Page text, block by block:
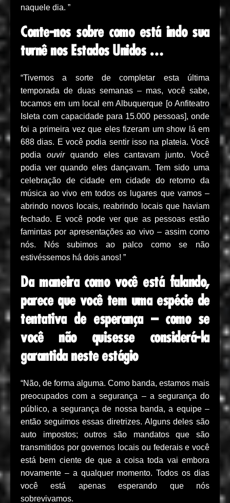
naquele dia. ”
Conte-nos sobre como está indo sua
turnê nos Estados Unidos …
“Tivemos a sorte de completar esta última
temporada de duas semanas – mas, você sabe,
tocamos em um local em Albuquerque [o Anfiteatro
Isleta com capacidade para 15.000 pessoas], onde
foi a primeira vez que eles fizeram um show lá em
688 dias. E você podia sentir isso na plateia. Você
podia ouvirquando eles cantavam junto. Você
podia ver quando eles dançavam. Tem sido uma
celebração de cidade em cidade do retorno da
música ao vivo em todos os lugares que vamos –
abrindo novos locais, reabrindo locais que haviam
fechado. E você pode ver que as pessoas estão
famintas por apresentações ao vivo – assim como
nós. Nós subimos ao palco como se não
estivéssemos há dois anos! ”
Da maneira como você está falando,
parece que você tem uma espécie de
tentativa de esperança – como se
você não quisesse considerá-la
garantida neste estágio
“Não, de forma alguma. Como banda, estamos mais
preocupados com a segurança – a segurança do
público, a segurança de nossa banda, a equipe –
então seguimos essas diretrizes. Alguns deles são
auto impostos; outros são mandatos que são
transmitidos por governos locais ou federais e você
está bem ciente de que a coisa toda vai embora
novamente – a qualquer momento. Todos os dias
você está apenas esperando que nós
sobrevivamos.